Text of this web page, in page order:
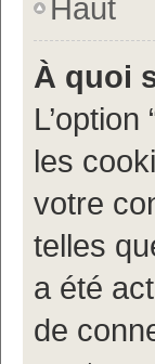
Haut
À quoi
les
votre
telles
a été
de